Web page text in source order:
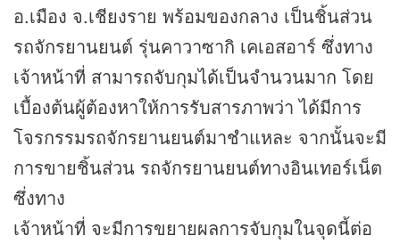
อ.เมือง จ.เชียงราย พร้อมของกลาง เป็นชิ้นส่วน
รถจักรยานยนต์ รุ่นคาวาซากิ เคเอสอาร์ ซึ่งทาง
เจ้าหน้าที่ สามารถจับกุมได้เป็นจำนวนมาก โดย
เบื้องต้นผู้ต้องหาให้การรับสารภาพว่า ได้มีการ
โจรกรรมรถจักรยานยนต์มาชำแหละ จากนั้นจะมี
การขายชิ้นส่วน รถจักรยานยนต์ทางอินเทอร์เน็ต
ซึ่งทาง
เจ้าหน้าที่ จะมีการขยายผลการจับกุมในจุดนี้ต่อ